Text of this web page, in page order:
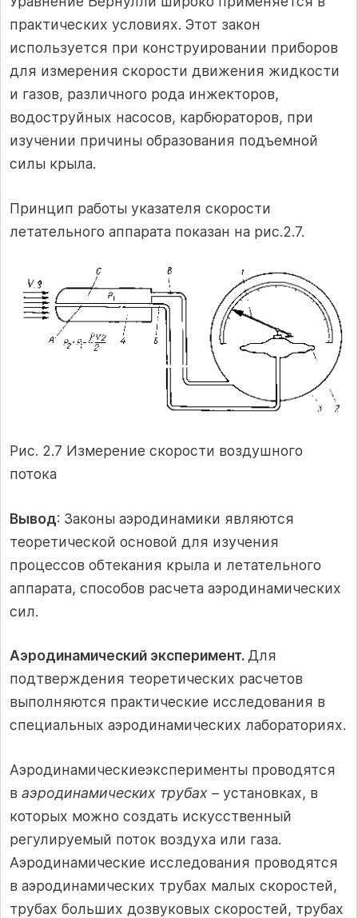
практических условиях. Этот закон
используется при конструировании приборов
для измерения скорости движения жидкости
и газов, различного рода инжекторов,
водоструйных насосов, карбюраторов, при
изучении причины образования подъемной
силы крыла.
Принцип работы указателя скорости
летательного аппарата показан на рис.2.7.
Рис. 2.7 Измерение скорости воздушного
потока
Вывод: Законы аэродинамики являются
теоретической основой для изучения
процессов обтекания крыла и летательного
аппарата, способов расчета аэродинамических
сил.
Аэродинамический эксперимент.Для
подтверждения теоретических расчетов
выполняются практические исследования в
специальных аэродинамических лабораториях.
Аэродинамическиеэксперименты проводятся
в аэродинамических трубах – установках, в
которых можно создать искусственный
регулируемый поток воздуха или газа.
Аэродинамические исследования проводятся
в аэродинамических трубах малых скоростей,
трубах больших дозвуковых скоростей, трубах